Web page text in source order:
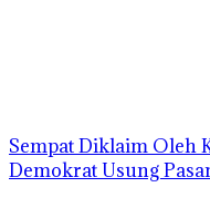
Sempat Diklaim Oleh
Demokrat Usung